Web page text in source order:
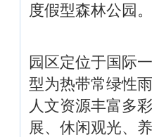
度假型森林公园。
园区定位于国际
型为热带常绿性
人文资源丰富多
展、休闲观光、